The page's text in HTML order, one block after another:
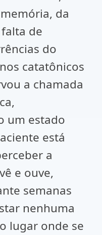
da
de
do
catatônicos
a chamada
um estado
está
a
e ouve,
semanas
nenhuma
lugar onde se